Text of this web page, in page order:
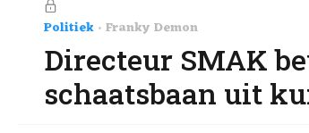
Politiek Franky Demon
Directeur SMAK
schaatsbaan uit